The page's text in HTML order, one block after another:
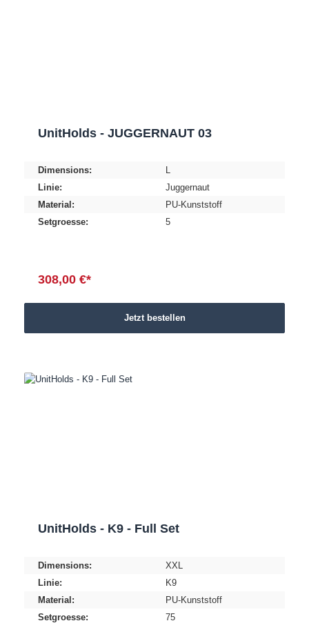
UnitHolds - JUGGERNAUT 03
Dimensions:
L
Linie:
Juggernaut
Material:
PU-Kunststoff
Setgroesse:
5
308,00 €*
Jetzt bestellen
UnitHolds - K9 - Full Set
Dimensions:
XXL
Linie:
K9
Material:
PU-Kunststoff
Setgroesse:
75